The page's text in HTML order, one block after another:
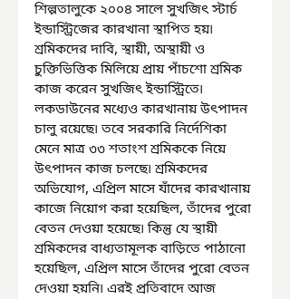
শিল্পতালুকে ২০০৪ সালে সুখজিৎ স্টার্চ
ইন্ডাস্ট্রিজের কারখানা স্থাপিত হয়৷
শ্রমিকদের দাবি, স্থায়ী, অস্থায়ী ও
চুক্তিভিত্তিক মিলিয়ে প্রায় পাঁচশো শ্রমিক
কাজ করেন সুখজিৎ ইন্ডাস্ট্রিতে৷
লকডাউনের মধ্যেও কারখানায় উৎপাদন
চালু রয়েছে৷ তবে সরকারি নির্দেশিকা
মেনে মাত্র ৩৩ শতাংশ শ্রমিককে নিয়ে
উৎপাদন কাজ চলছে৷ শ্রমিকদের
অভিযোগ, এপ্রিল মাসে যাঁদের কারখানায়
কাজে নিয়োগ করা হয়েছিল, তাঁদের পুরো
বেতন দেওয়া হয়েছে৷ কিন্তু যে স্থায়ী
শ্রমিকদের বাধ্যতামূলক বাড়িতে পাঠানো
হয়েছিল, এপ্রিল মাসে তাঁদের পুরো বেতন
দেওয়া হয়নি৷ এরই প্রতিবাদে আজ